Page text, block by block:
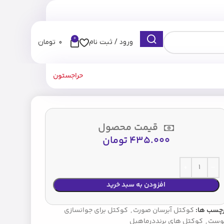
ورود / ثبت نام 0
0 تومان
حراجستون
قیمت محصول
435.000تومان
افزودن به سبد خرید
ها: کوکتل آبرسان صورت, کوکتل برای جوانسازی
, کوکتل های برنددرماهیل